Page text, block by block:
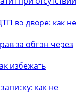
во дворе: как не
за обгон через
избежать
как не